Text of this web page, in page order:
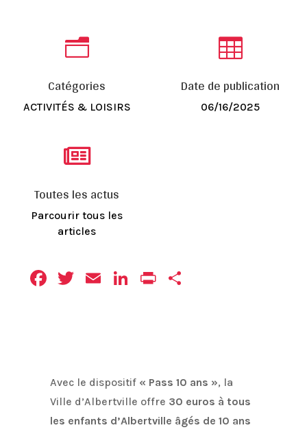
n
Catégories
ACTIVITÉS & LOISIRS

Date de publication
06/16/2025

Toutes les actus
Parcourir tous les
articles
Facebook
Twitter
EmailLinkedIn
Print
Avec le dispositif « Pass 10 ans », la
Ville d’Albertville offre 30 euros à tous
les enfants d’Albertville âgés de 10 ans